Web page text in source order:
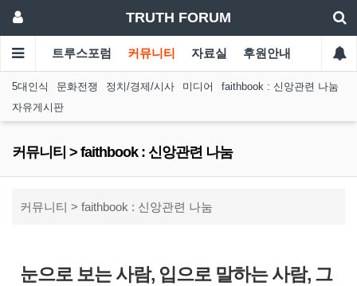
TRUTH FORUM
트루스포럼 커뮤니티 자료실 후원안내
5대인식 문화전쟁 정치/경제/시사 미디어
faithbook : 신앙관련 나눔
자유게시판
커뮤니티 > faithbook : 신앙관련 나눔
커뮤니티 > faithbook : 신앙관련 나눔
눈으로 보는 사람, 입으로 말하는 사람, 그